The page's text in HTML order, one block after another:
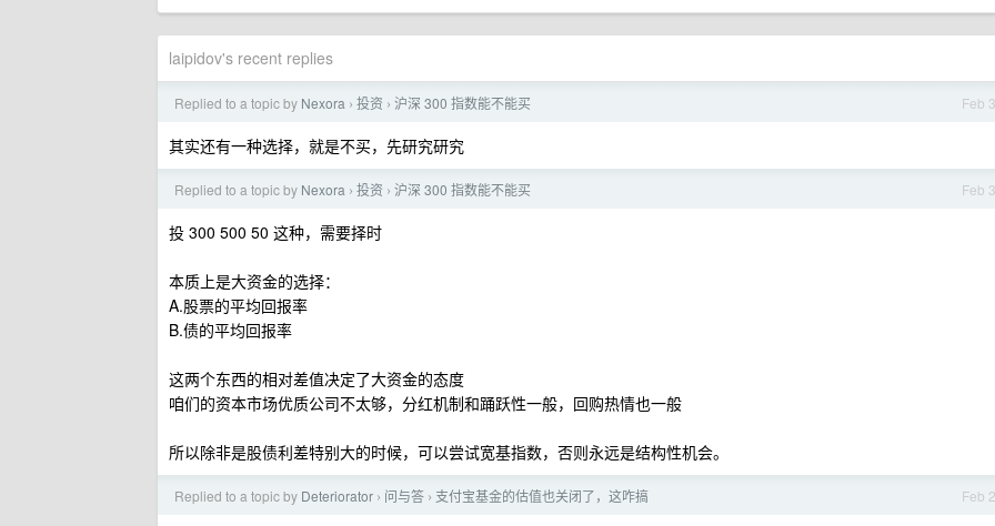
laipidov's recent replies
Feb 3
Replied to a topic by Nexora › 投资 › 沪深 300 指数能不能买
其实还有一种选择，就是不买，先研究研究
Feb 3
Replied to a topic by Nexora › 投资 › 沪深 300 指数能不能买
投 300 500 50 这种，需要择时
本质上是大资金的选择：
A.股票的平均回报率
B.债的平均回报率
这两个东西的相对差值决定了大资金的态度
咱们的资本市场优质公司不太够，分红机制和踊跃性一般，回购热情也一般
所以除非是股债利差特别大的时候，可以尝试宽基指数，否则永远是结构性机会。
Feb 2
Replied to a topic by Deteriorator › 问与答 › 支付宝基金的估值也关闭了，这咋搞